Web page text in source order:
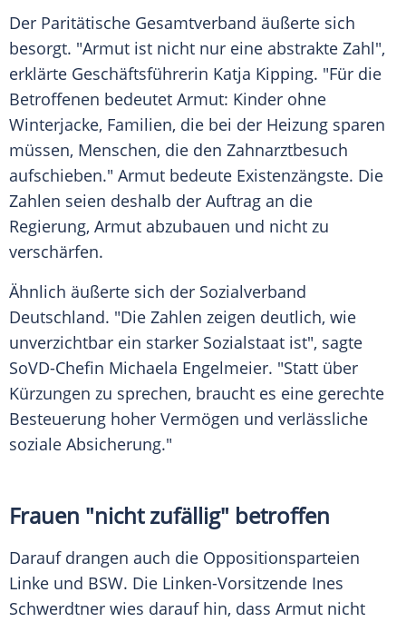
Der Paritätische Gesamtverband äußerte sich
besorgt. "Armut ist nicht nur eine abstrakte Zahl",
erklärte Geschäftsführerin Katja Kipping. "Für die
Betroffenen bedeutet Armut: Kinder ohne
Winterjacke, Familien, die bei der Heizung sparen
müssen, Menschen, die den Zahnarztbesuch
aufschieben." Armut bedeute Existenzängste. Die
Zahlen seien deshalb der Auftrag an die
Regierung, Armut abzubauen und nicht zu
verschärfen.
Ähnlich äußerte sich der Sozialverband
Deutschland. "Die Zahlen zeigen deutlich, wie
unverzichtbar ein starker Sozialstaat ist", sagte
SoVD-Chefin Michaela Engelmeier. "Statt über
Kürzungen zu sprechen, braucht es eine gerechte
Besteuerung hoher Vermögen und verlässliche
soziale Absicherung."
Frauen "nicht zufällig" betroffen
Darauf drangen auch die Oppositionsparteien
Linke und BSW. Die Linken-Vorsitzende Ines
Schwerdtner wies darauf hin, dass Armut nicht